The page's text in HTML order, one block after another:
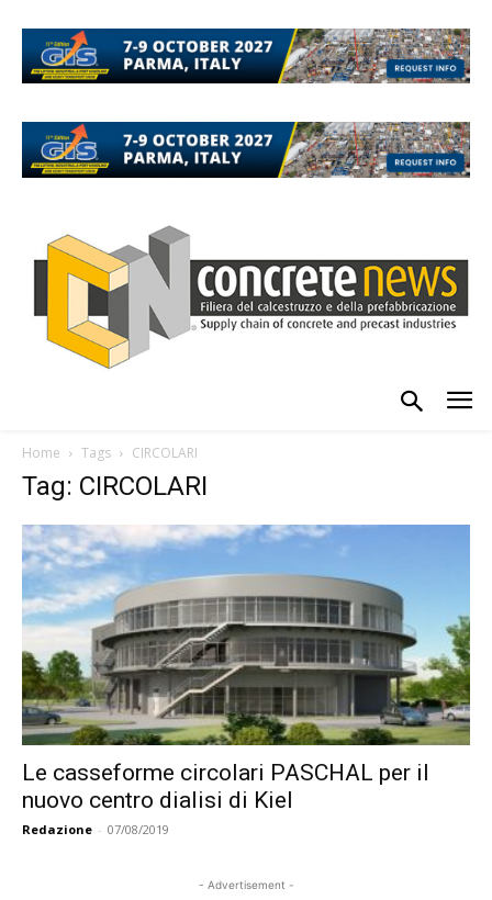
Home Tags CIRCOLARI
Tag: CIRCOLARI
Le casseforme circolari PASCHAL per il
nuovo centro dialisi di Kiel
Redazione - 07/08/2019
- Advertisement -